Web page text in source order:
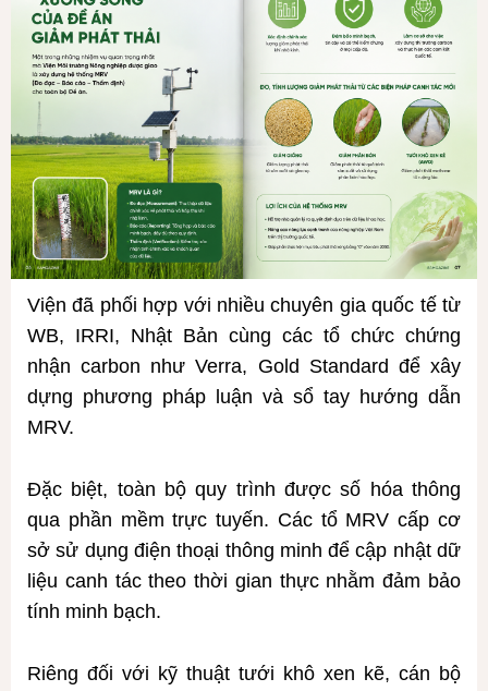
Viện đã phối hợp với nhiều chuyên gia quốc tế từ
WB, IRRI, Nhật Bản cùng các tổ chức chứng
nhận carbon như Verra, Gold Standard để xây
dựng phương pháp luận và sổ tay hướng dẫn
MRV.
Đặc biệt, toàn bộ quy trình được số hóa thông
qua phần mềm trực tuyến. Các tổ MRV cấp cơ
sở sử dụng điện thoại thông minh để cập nhật dữ
liệu canh tác theo thời gian thực nhằm đảm bảo
tính minh bạch.
Riêng đối với kỹ thuật tưới khô xen kẽ, cán bộ